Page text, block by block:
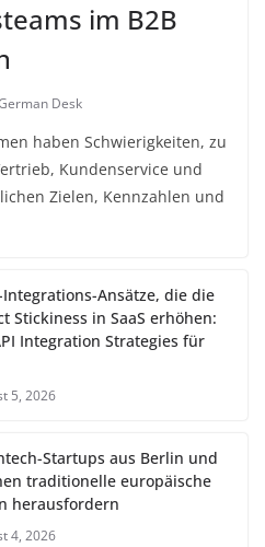
im B2B
Desk
haben Schwierigkeiten, zu
Kundenservice und
Zielen, Kennzahlen und
Integrations-Ansätze, die die
Stickiness in SaaS erhöhen:
Integration Strategies für
5, 2026
Startups aus Berlin und
traditionelle europäische
herausfordern
4, 2026